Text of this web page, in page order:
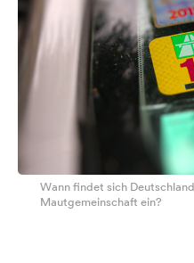
Wann findet sich
Mautgemeinschaft ein?